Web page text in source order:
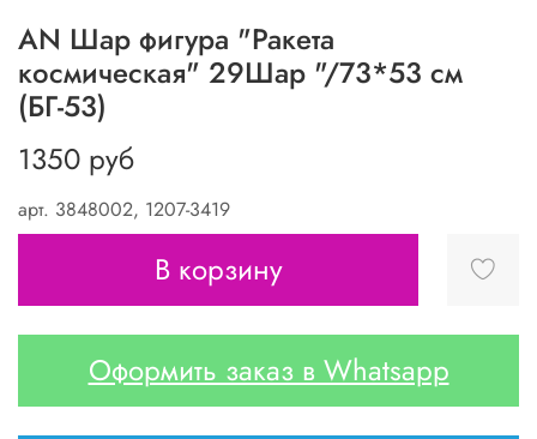
арт. 3848002, 1207-3419
AN Шар фигура "Ракета
космическая" 29Шар "/73*53 см
(БГ-53)
1350 руб
В корзину
Оформить заказ в Whatsapp